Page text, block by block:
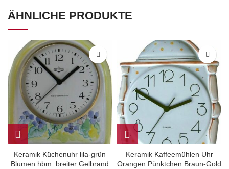
ÄHNLICHE PRODUKTE
Keramik Küchenuhr lila-grün
Blumen hbm. breiter Gelbrand
Keramik Kaffeemühlen Uhr
Orangen Pünktchen Braun-Gold